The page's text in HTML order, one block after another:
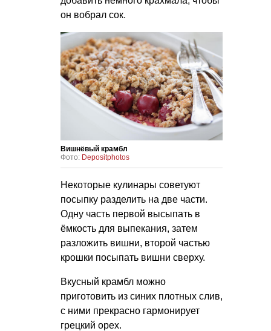
он вобрал сок.
Вишнёвый крамбл
Фото: Depositphotos
Некоторые кулинары советуют
посыпку разделить на две части.
Одну часть первой высыпать в
ёмкость для выпекания, затем
разложить вишни, второй частью
крошки посыпать вишни сверху.
Вкусный крамбл можно
приготовить из синих плотных слив,
с ними прекрасно гармонирует
грецкий орех.